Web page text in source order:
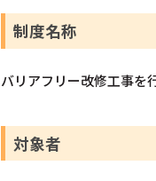
制度名称
バリアフリー改修工事を
対象者